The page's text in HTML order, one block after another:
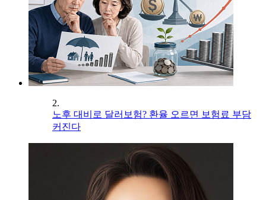
2.
노후 대비로 달러보험? 환율 오르면 보험료 부담
커진다